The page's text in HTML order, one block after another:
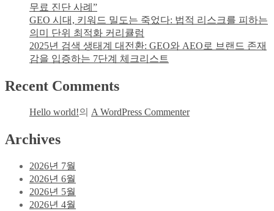
무료 진단 사례”
GEO 시대, 키워드 밀도는 죽었다: 법적 리스크를 피하는
의미 단위 최적화 커리큘럼
2025년 검색 생태계 대전환: GEO와 AEO로 브랜드 존재
감을 입증하는 7단계 체크리스트
Recent Comments
Hello world!의 A WordPress Commenter
Archives
2026년 7월
2026년 6월
2026년 5월
2026년 4월